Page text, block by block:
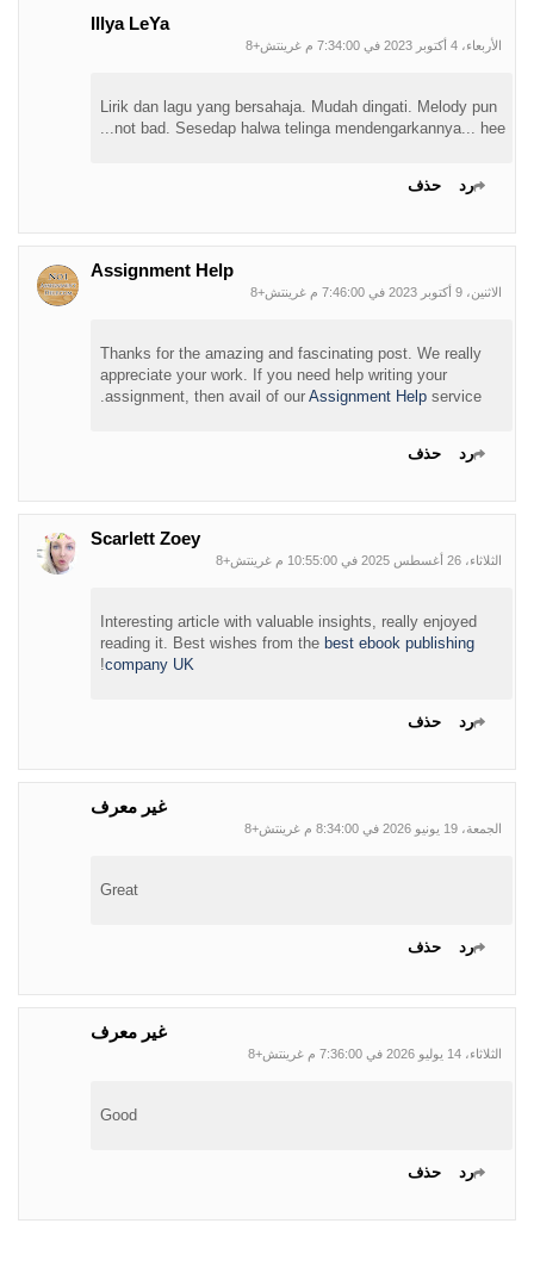
Illya LeYa
الأربعاء، 4 أكتوبر 2023 في 7:34:00 م غرينتش+8
Lirik dan lagu yang bersahaja. Mudah dingati. Melody pun
not bad. Sesedap halwa telinga mendengarkannya... hee...
رد حذف
Assignment Help
الاثنين، 9 أكتوبر 2023 في 7:46:00 م غرينتش+8
Thanks for the amazing and fascinating post. We really
appreciate your work. If you need help writing your
assignment, then avail of our Assignment Help service.
رد حذف
Scarlett Zoey
الثلاثاء، 26 أغسطس 2025 في 10:55:00 م غرينتش+8
Interesting article with valuable insights, really enjoyed
reading it. Best wishes from the best ebook publishing
company UK
!
رد حذف
غير معرف
الجمعة، 19 يونيو 2026 في 8:34:00 م غرينتش+8
Great
رد حذف
غير معرف
الثلاثاء، 14 يوليو 2026 في 7:36:00 م غرينتش+8
Good
رد حذف